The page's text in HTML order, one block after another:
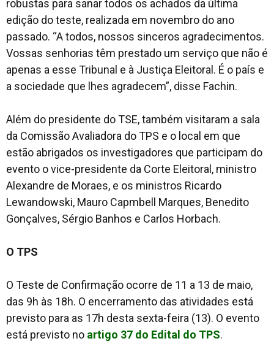
robustas para sanar todos os achados da última
edição do teste, realizada em novembro do ano
passado. “A todos, nossos sinceros agradecimentos.
Vossas senhorias têm prestado um serviço que não é
apenas a esse Tribunal e à Justiça Eleitoral. É o país e
a sociedade que lhes agradecem”, disse Fachin.
Além do presidente do TSE, também visitaram a sala
da Comissão Avaliadora do TPS e o local em que
estão abrigados os investigadores que participam do
evento o vice-presidente da Corte Eleitoral, ministro
Alexandre de Moraes, e os ministros Ricardo
Lewandowski, Mauro Capmbell Marques, Benedito
Gonçalves, Sérgio Banhos e Carlos Horbach.
O TPS
O Teste de Confirmação ocorre de 11 a 13 de maio,
das 9h às 18h. O encerramento das atividades está
previsto para as 17h desta sexta-feira (13). O evento
está previsto no artigo 37 do Edital do TPS.